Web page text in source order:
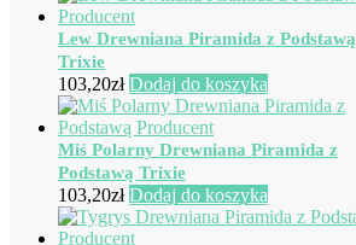
Lew Drewniana Piramida z Podstawą
Trixie
103,20zł Dodaj do koszyka
Miś Polarny Drewniana Piramida z
Podstawą Trixie
103,20zł Dodaj do koszyka